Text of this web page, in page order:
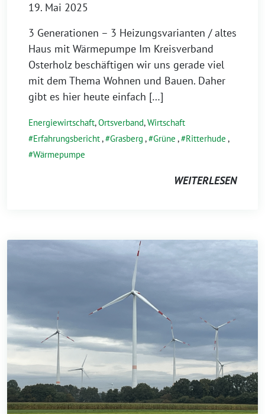
19. Mai 2025
3 Generationen – 3 Heizungsvarianten / altes
Haus mit Wärmepumpe Im Kreisverband
Osterholz beschäftigen wir uns gerade viel
mit dem Thema Wohnen und Bauen. Daher
gibt es hier heute einfach […]
Energiewirtschaft,Ortsverband,Wirtschaft
Erfahrungsbericht, Grasberg , Grüne , Ritterhude ,
Wärmepumpe
WEITERLESEN